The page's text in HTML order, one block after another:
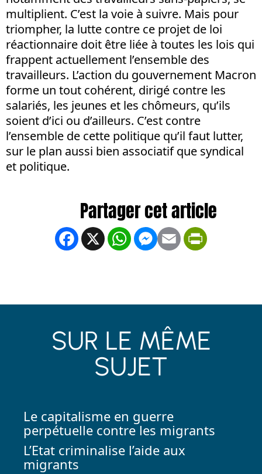
multiplient. C’est la voie à suivre. Mais pour
triompher, la lutte contre ce projet de loi
réactionnaire doit être liée à toutes les lois qui
frappent actuellement l’ensemble des
travailleurs. L’action du gouvernement Macron
forme un tout cohérent, dirigé contre les
salariés, les jeunes et les chômeurs, qu’ils
soient d’ici ou d’ailleurs. C’est contre
l’ensemble de cette politique qu’il faut lutter,
sur le plan aussi bien associatif que syndical
et politique.
Facebook
X WhatsApp
Messenger
Email
SUR LE MÊME
SUJET
Le capitalisme en guerre
perpétuelle contre les migrants
L’Etat criminalise l’aide aux
migrants